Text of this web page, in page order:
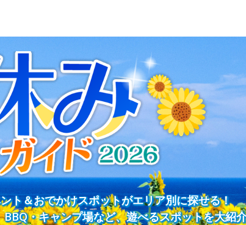
ト＆おでかけスポットがエリア別に探せる！
・キャンプ場など、遊べるスポットを大紹